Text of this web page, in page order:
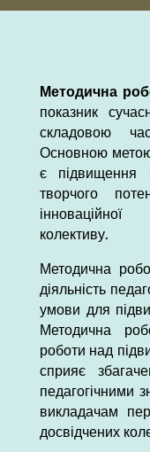
Методична
показник
складовою
Основною метою
є підвищення
творчого
колективу.
Методична
діяльність
умови для
Методична
роботи над
сприяє
педагогічними
викладачам
досвідчених